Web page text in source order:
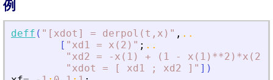
例
deff ( " [xdot] = derpol(t,x) " , ..
[ " xd1 = x(2) " ; ..
" xd2 = -x(1) + (1 - x(1)**2)*x(2)
" xdot = [ xd1 ; xd2 ] " ] )